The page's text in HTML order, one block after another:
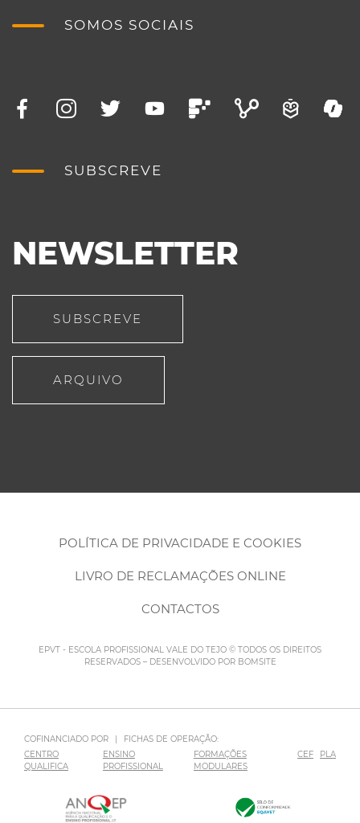
SOMOS SOCIAIS
SUBSCREVE
NEWSLETTER
SUBSCREVE
ARQUIVO
POLÍTICA DE PRIVACIDADE E COOKIES
LIVRO DE RECLAMAÇÕES ONLINE
CONTACTOS
EPVT - ESCOLA PROFISSIONAL VALE DO TEJO © TODOS OS DIREITOS
RESERVADOS – DESENVOLVIDO POR BOMSITE
COFINANCIADO POR |
FICHAS DE OPERAÇÃO:
CENTRO
QUALIFICA
ENSINO
PROFISSIONAL
FORMAÇÕES
MODULARES
CEF PLA